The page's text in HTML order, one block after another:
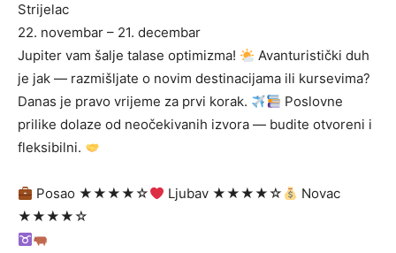
Strijelac
22. novembar – 21. decembar
Jupiter vam šalje talase optimizma!
Avanturistički duh
je jak — razmišljate o novim destinacijama ili kursevima?
Danas je pravo vrijeme za prvi korak.
Poslovne
prilike dolaze od neočekivanih izvora — budite otvoreni i
fleksibilni.
Posao ★★★★☆ Ljubav ★★★★☆
Novac
★★★★☆